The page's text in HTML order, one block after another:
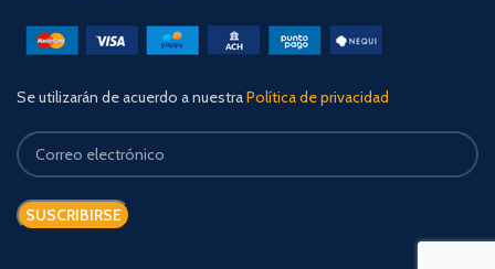
Se utilizarán de acuerdo a nuestraPolítica de privacidad